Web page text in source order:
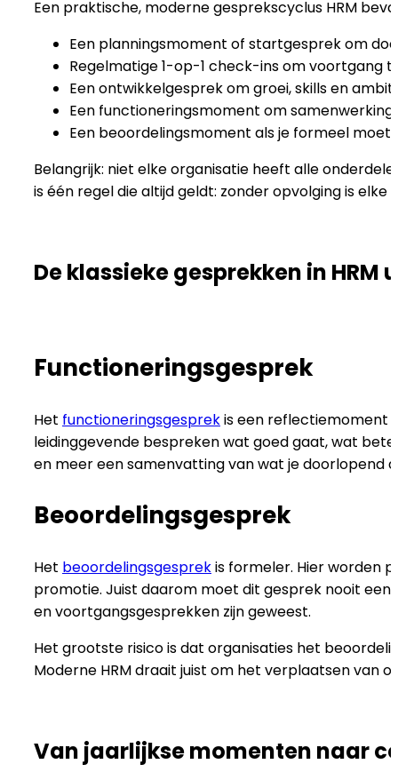
Een praktische, moderne gesprekscyclus HRM
Een planningsmoment of startgesprek om
Regelmatige 1-op-1 check-ins om voortgang
Een ontwikkelgesprek om groei, skills en
Een functioneringsmoment om
Een beoordelingsmoment als je formeel
Belangrijk: niet elke organisatie heeft alle
is één regel die altijd geldt: zonder opvolging is elke
De klassieke gesprekken in HRM
Functioneringsgesprek
Het functioneringsgesprekis een reflectiemoment
leidinggevende bespreken wat goed gaat, wat
en meer een samenvatting van wat je doorlopend
Beoordelingsgesprek
Het beoordelingsgesprekis formeler. Hier worden
promotie. Juist daarom moet dit gesprek nooit
en voortgangsgesprekken zijn geweest.
Het grootste risico is dat organisaties het
Moderne HRM draait juist om het verplaatsen van
Van jaarlijkse momenten naar